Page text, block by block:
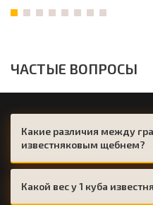
ЧАСТЫЕ ВОПРОСЫ
Какие различия между
известняковым щебнем?
Какой вес у 1 куба